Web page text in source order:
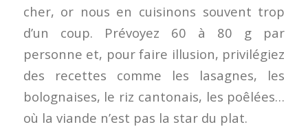
cher, or nous en cuisinons souvent trop
d’un coup. Prévoyez 60 à 80 g par
personne et, pour faire illusion, privilégiez
des recettes comme les lasagnes, les
bolognaises, le riz cantonais, les poêlées…
où la viande n’est pas la star du plat.